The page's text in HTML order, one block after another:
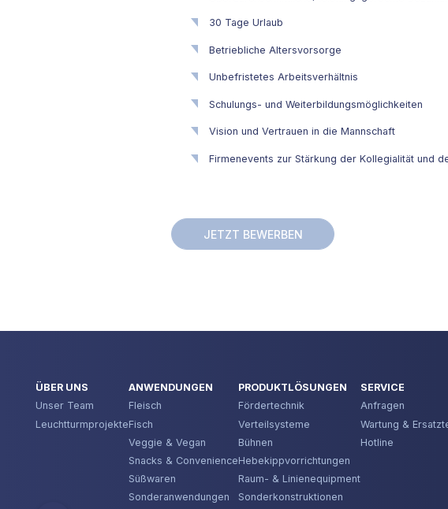
30 Tage Urlaub
Betriebliche Altersvorsorge
Unbefristetes Arbeitsverhältnis
Schulungs- und Weiterbildungsmöglichkeiten
Vision und Vertrauen in die Mannschaft
Firmenevents zur Stärkung der Kollegialität und
JETZT BEWERBEN
ÜBER UNS
Unser Team
Leuchtturmprojekte
ANWENDUNGEN
Fleisch
Fisch
Veggie & Vegan
Snacks & Convenience
Süßwaren
Sonderanwendungen
PRODUKTLÖSUNGEN
Fördertechnik
Verteilsysteme
Bühnen
Hebekippvorrichtungen
Raum- & Linienequipment
Sonderkonstruktionen
SERVICE
Anfragen
Wartung &
Hotline